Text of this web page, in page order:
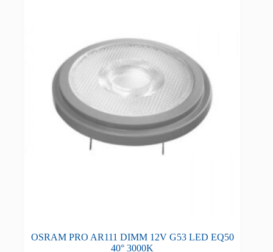
OSRAM PRO AR111 DIMM 12V G53 LED EQ50
40° 3000K